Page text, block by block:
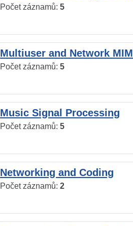
Počet záznamů: 5
Multiuser and Network
Počet záznamů: 5
Music Signal Processing
Počet záznamů: 5
Networking and Coding
Počet záznamů: 2